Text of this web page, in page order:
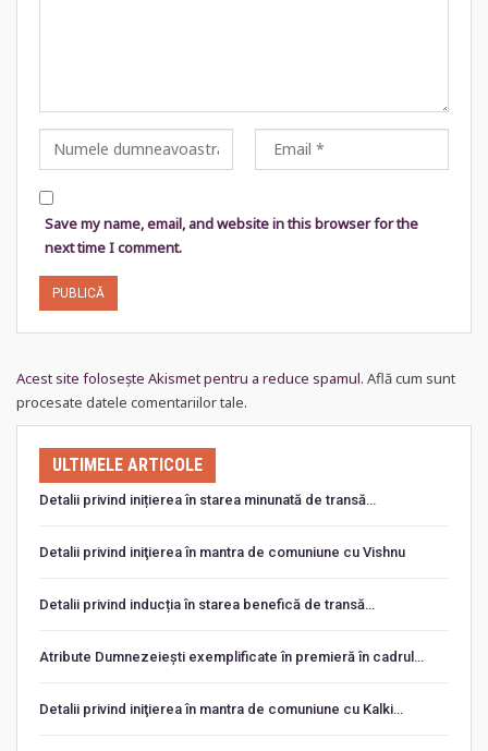
Save my name, email, and website in this browser for the
next time I comment.
Acest site folosește Akismet pentru a reduce spamul. Află cum sunt
procesate datele comentariilor tale.
ULTIMELE ARTICOLE
Detalii privind inițierea în starea minunată de transă…
Detalii privind iniţierea în mantra de comuniune cu Vishnu
Detalii privind inducția în starea benefică de transă…
Atribute Dumnezeiești exemplificate în premieră în cadrul…
Detalii privind iniţierea în mantra de comuniune cu Kalki…